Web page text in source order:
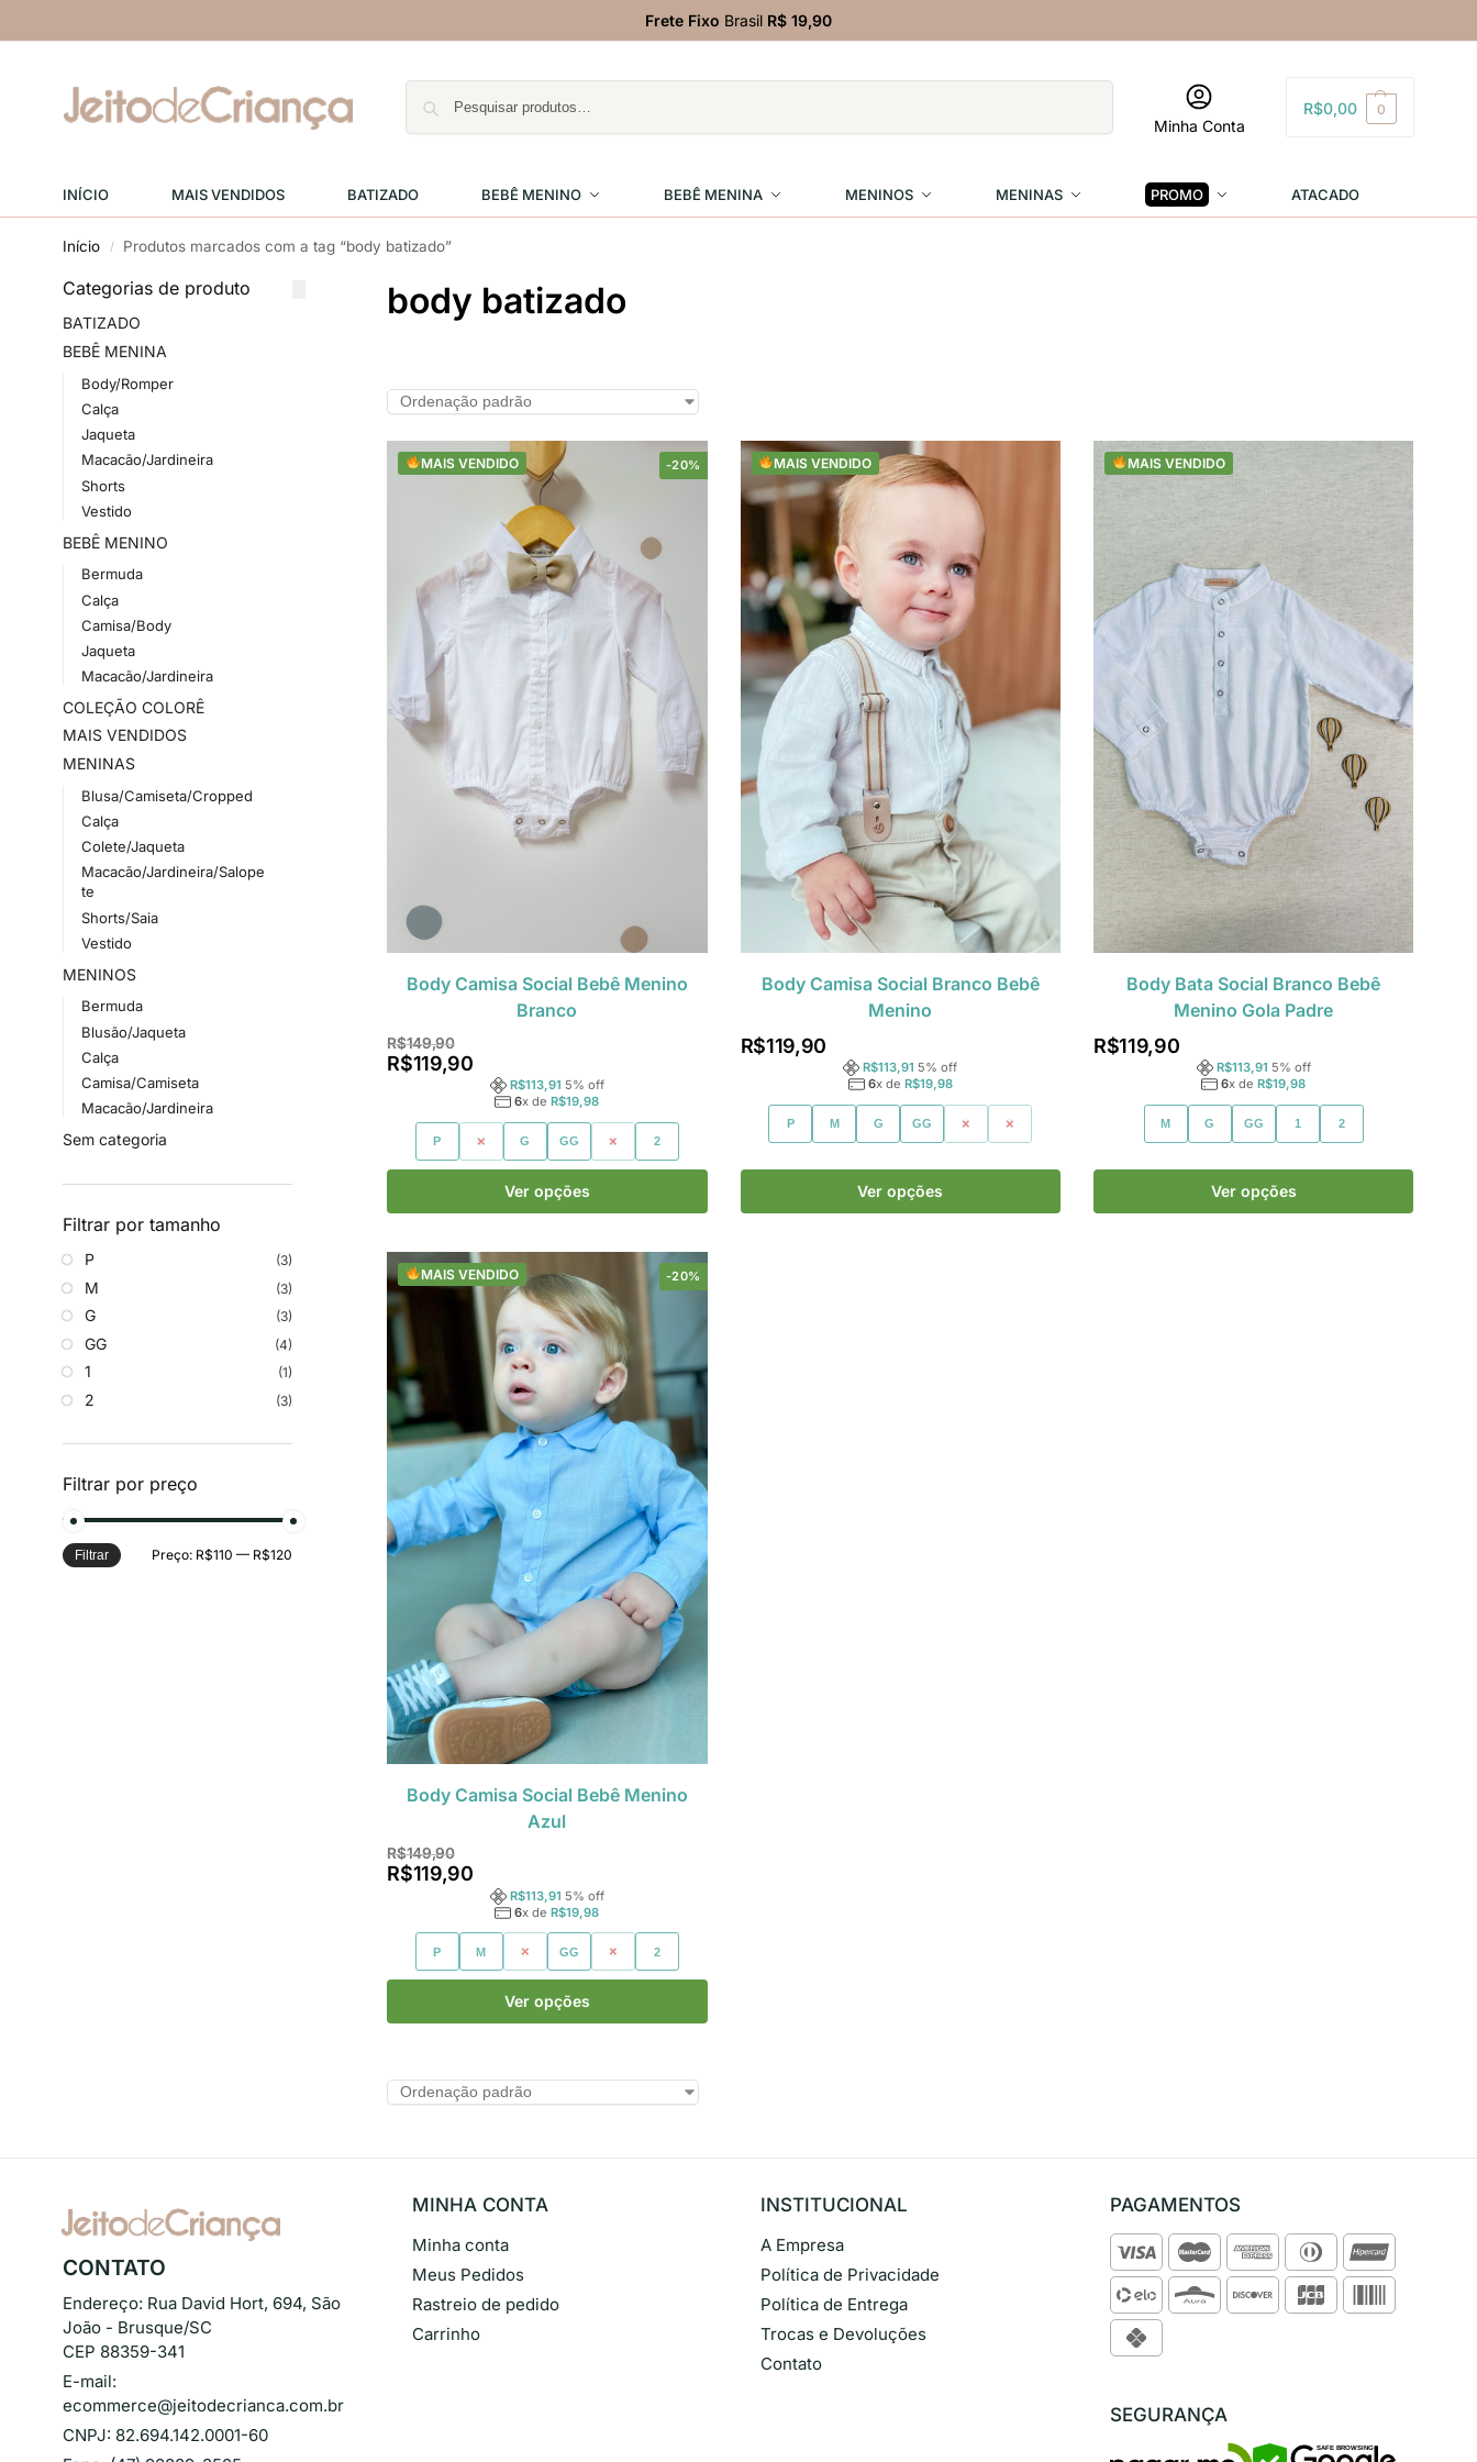
Frete Fixo Brasil R$ 19,90
Minha Conta
R$0,00 0
INÍCIO MAIS VENDIDOS BATIZADO BEBÊ MENINO BEBÊ MENINA MENINOS MENINAS PROMO ATACADO
Início / Produtos marcados com a tag “body batizado”
body batizado
-20%
MAIS VENDIDO
Body Camisa Social Bebê Menino
Branco
R$149,90
R$119,90
R$113,91 5% off
6x deR$19,98
P M G GG 1 2
Ver opções
MAIS VENDIDO
Body Camisa Social Branco Bebê
Menino
R$119,90
R$113,91 5% off
6x de R$19,98
P M G GG 1 2
Ver opções
MAIS VENDIDO
Body Bata Social Branco Bebê
Menino Gola Padre
R$119,90
R$113,91 5% off
6x deR$19,98
M G GG 1 2
Ver opções
-20%
MAIS VENDIDO
Body Camisa Social Bebê Menino
Azul
R$149,90
R$119,90
R$113,91 5% off
6x deR$19,98
P M G GG 1 2
Ver opções
Categorias de produto
BATIZADO
BEBÊ MENINA
Body/Romper
Calça
Jaqueta
Macacão/Jardineira
Shorts
Vestido
BEBÊ MENINO
Bermuda
Calça
Camisa/Body
Jaqueta
Macacão/Jardineira
COLEÇÃO COLORÊ
MAIS VENDIDOS
MENINAS
Blusa/Camiseta/Cropped
Calça
Colete/Jaqueta
Macacão/Jardineira/Salope
te
Shorts/Saia
Vestido
MENINOS
Bermuda
Blusão/Jaqueta
Calça
Camisa/Camiseta
Macacão/Jardineira
Sem categoria
Filtrar por tamanho
P (3)
M (3)
G (3)
GG (4)
1 (1)
2 (3)
Filtrar por preço
Filtrar Preço: R$110 — R$120
CONTATO
Endereço: Rua David Hort, 694, São
João - Brusque/SC
CEP 88359-341
E-mail:
ecommerce@jeitodecrianca.com.br
CNPJ: 82.694.142.0001-60
MINHA CONTA
Minha conta
Meus Pedidos
Rastreio de pedido
Carrinho
INSTITUCIONAL
A Empresa
Política de Privacidade
Política de Entrega
Trocas e Devoluções
Contato
PAGAMENTOS
SEGURANÇA
SAFE BROWSING